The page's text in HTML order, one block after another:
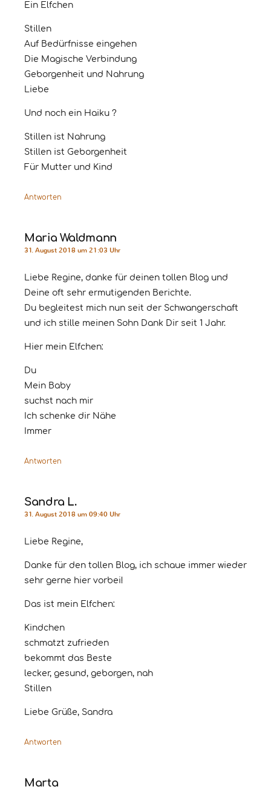
Ein Elfchen
Stillen
Auf Bedürfnisse eingehen
Die Magische Verbindung
Geborgenheit und Nahrung
Liebe
Und noch ein Haiku ?
Stillen ist Nahrung
Stillen ist Geborgenheit
Für Mutter und Kind
Antworten
Maria Waldmann
31. August 2018 um 21:03 Uhr
Liebe Regine, danke für deinen tollen Blog und
Deine oft sehr ermutigenden Berichte.
Du begleitest mich nun seit der Schwangerschaft
und ich stille meinen Sohn Dank Dir seit 1 Jahr.
Hier mein Elfchen:
Du
Mein Baby
suchst nach mir
Ich schenke dir Nähe
Immer
Antworten
Sandra L.
31. August 2018 um 09:40 Uhr
Liebe Regine,
Danke für den tollen Blog, ich schaue immer wieder
sehr gerne hier vorbei!
Das ist mein Elfchen:
Kindchen
schmatzt zufrieden
bekommt das Beste
lecker, gesund, geborgen, nah
Stillen
Liebe Grüße, Sandra
Antworten
Marta